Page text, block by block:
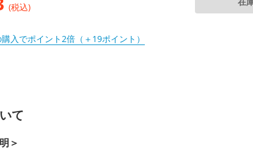
(税込)
入でポイント2倍（＋19ポイント）
て
＞